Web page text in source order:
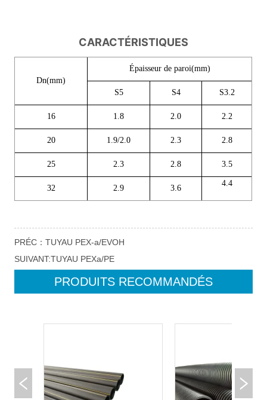
PRÉC：TUYAU PEX-a/EVOH
SUIVANT:TUYAU PEXa/PE
PRODUITS RECOMMANDÉS